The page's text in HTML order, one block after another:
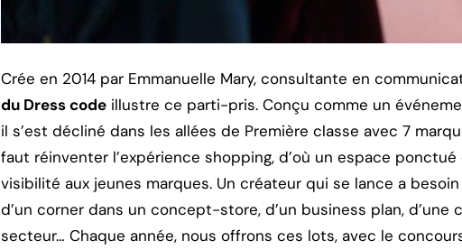
Crée en 2014 par Emmanuelle Mary, consultante en
du Dress code illustre ce parti-pris. Conçu comme un
il s’est décliné dans les allées de Première classe avec 7
faut réinventer l’expérience shopping, d’où un espace
visibilité aux jeunes marques. Un créateur qui se lance a
d’un corner dans un concept-store, d’un business plan,
secteur… Chaque année, nous offrons ces lots, avec le